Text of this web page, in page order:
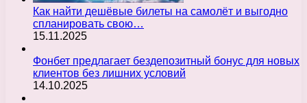
Как найти дешёвые билеты на самолёт и выгодно
спланировать свою…
15.11.2025
Фонбет предлагает бездепозитный бонус для новых
клиентов без лишних условий
14.10.2025